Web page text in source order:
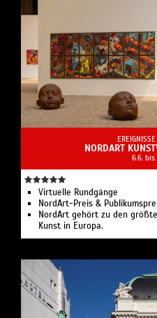
NORDART
6.6. bis
Virtuelle Rundgänge
NordArt-Preis &
NordArt gehört zu den
Kunst in Europa.